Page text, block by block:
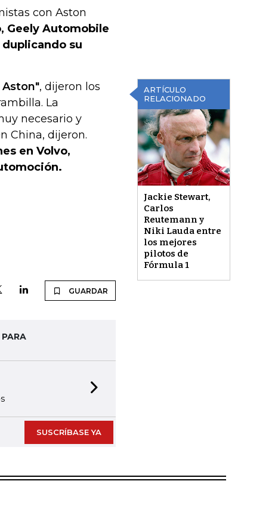
con Aston
Geely Automobile
su
ARTÍCULO
RELACIONADO
Jackie Stewart,
Carlos
Reutemann y
Niki Lauda entre
los mejores
pilotos de
Fórmula 1
Aston", dijeron los
La
necesario y
China, dijeron.
en Volvo,
GUARDAR
SUSCRÍBASE YA